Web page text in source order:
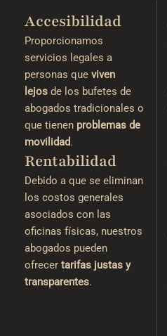
Accesibilidad
Proporcionamos
servicios legales a
personas que viven
lejos de los bufetes de
abogados tradicionales o
que tienen problemas de
movilidad.
Rentabilidad
Debido a que se eliminan
los costos generales
asociados con las
oficinas físicas, nuestros
abogados pueden
ofrecer tarifas justas y
transparentes.